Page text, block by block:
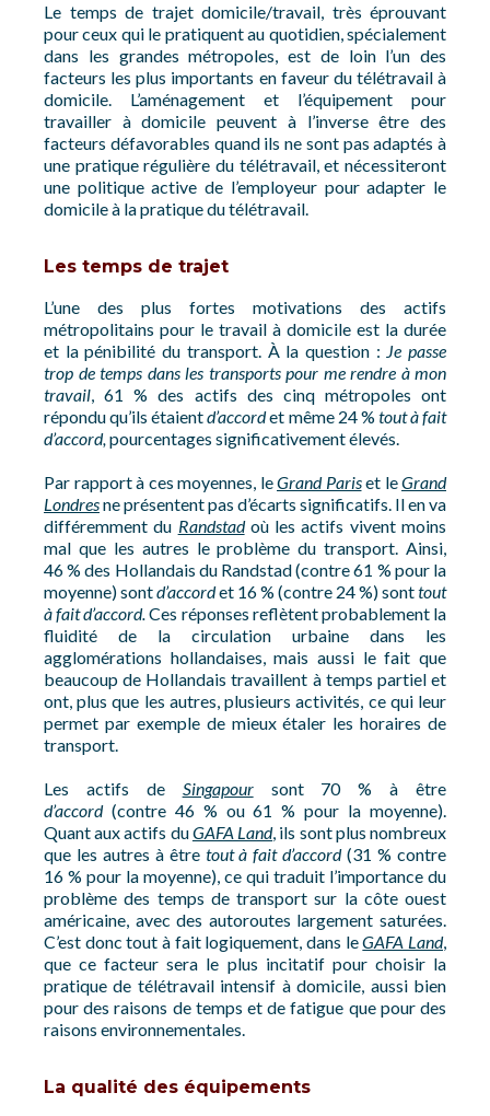
Le temps de trajet domicile/travail, très éprouvant
pour ceux qui le pratiquent au quotidien, spécialement
dans les grandes métropoles, est de loin l’un des
facteurs les plus importants en faveur du télétravail à
domicile. L’aménagement et l’équipement pour
travailler à domicile peuvent à l’inverse être des
facteurs défavorables quand ils ne sont pas adaptés à
une pratique régulière du télétravail, et nécessiteront
une politique active de l’employeur pour adapter le
domicile à la pratique du télétravail.
Les temps de trajet
L’une des plus fortes motivations des actifs
métropolitains pour le travail à domicile est la durée
et la pénibilité du transport. À la question : Je passe
trop de temps dans les transports pour me rendre à mon
travail, 61 % des actifs des cinq métropoles ont
répondu qu’ils étaientd’accordet même 24 % tout à fait
d’accord,pourcentages significativement élevés.
Par rapport à ces moyennes, leGrand Pariset leGrand
Londresne présentent pas d’écarts significatifs. Il en va
différemment du Randstadoù les actifs vivent moins
mal que les autres le problème du transport. Ainsi,
46 % des Hollandais du Randstad (contre 61 % pour la
moyenne) sontd’accordet 16 % (contre 24 %) sonttout
à fait d’accord.Ces réponses reflètent probablement la
fluidité de la circulation urbaine dans les
agglomérations hollandaises, mais aussi le fait que
beaucoup de Hollandais travaillent à temps partiel et
ont, plus que les autres, plusieurs activités, ce qui leur
permet par exemple de mieux étaler les horaires de
transport.
Les actifs de Singapoursont 70 % à être
d’accord (contre 46 % ou 61 % pour la moyenne).
Quant aux actifs duGAFA Land, ils sont plus nombreux
que les autres à être tout à fait d’accord(31 % contre
16 % pour la moyenne), ce qui traduit l’importance du
problème des temps de transport sur la côte ouest
américaine, avec des autoroutes largement saturées.
C’est donc tout à fait logiquement, dans leGAFA Land,
que ce facteur sera le plus incitatif pour choisir la
pratique de télétravail intensif à domicile, aussi bien
pour des raisons de temps et de fatigue que pour des
raisons environnementales.
La qualité des équipements